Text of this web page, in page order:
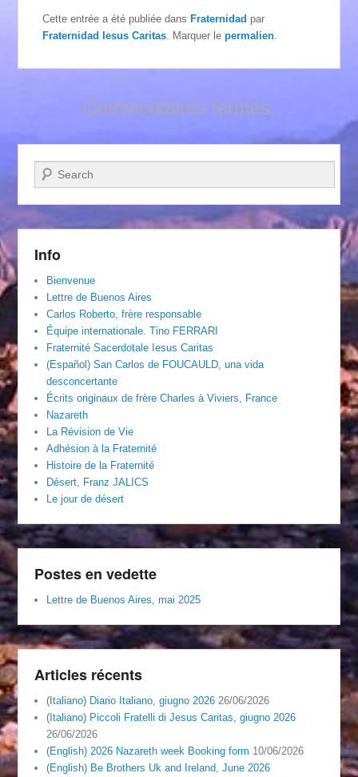
Cette entrée a été publiée dansFraternidad par
Fraternidad Iesus Caritas . Marquer lepermalien
Commentaires fermés.
Recherche
Info
Bienvenue
Lettre de Buenos Aires
Carlos Roberto, frère responsable
Équipe internationale. Tino FERRARI
Fraternité Sacerdotale Iesus Caritas
(Español) San Carlos de FOUCAULD, una vida
desconcertante
Écrits originaux de frère Charles à Viviers, France
Nazareth
La Révision de Vie
Adhésion à la Fraternité
Histoire de la Fraternité
Désert, Franz JALICS
Le jour de désert
Postes en vedette
Lettre de Buenos Aires, mai 2025
Articles récents
(Italiano) Diario Italiano, giugno 2026 26/06/2026
(Italiano) Piccoli Fratelli di Jesus Caritas, giugno 2026
26/06/2026
(English) 2026 Nazareth week Booking form 10/06/2026
(English) Be Brothers Uk and Ireland, June 2026